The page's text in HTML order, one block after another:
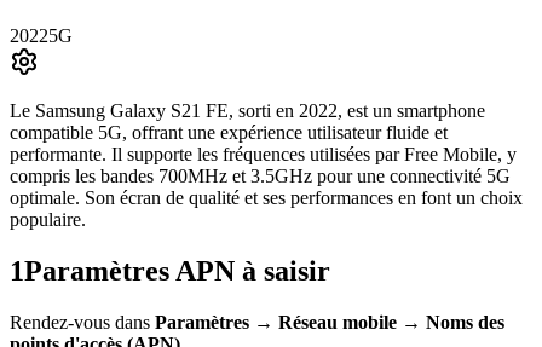
20225G
Le Samsung Galaxy S21 FE, sorti en 2022, est un smartphone
compatible 5G, offrant une expérience utilisateur fluide et
performante. Il supporte les fréquences utilisées par Free Mobile, y
compris les bandes 700MHz et 3.5GHz pour une connectivité 5G
optimale. Son écran de qualité et ses performances en font un choix
populaire.
1Paramètres APN à saisir
Rendez-vous dans Paramètres → Réseau mobile → Noms des